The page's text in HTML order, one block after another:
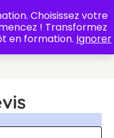
Choisissez votre
! Transformez
en formation. Ignorer